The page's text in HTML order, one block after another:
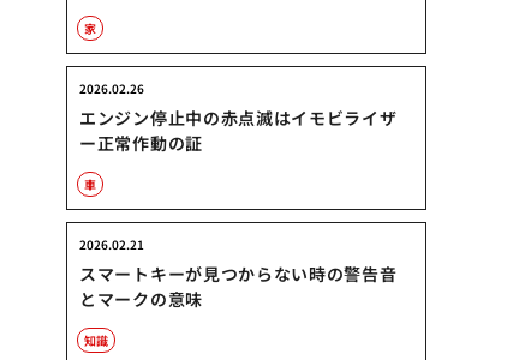
家
エンジン停止中の赤点滅はイモビライザ
ー正常作動の証
2026.02.26
車
スマートキーが見つからない時の警告音
とマークの意味
2026.02.21
知識